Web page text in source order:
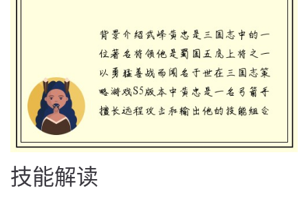
技能解读